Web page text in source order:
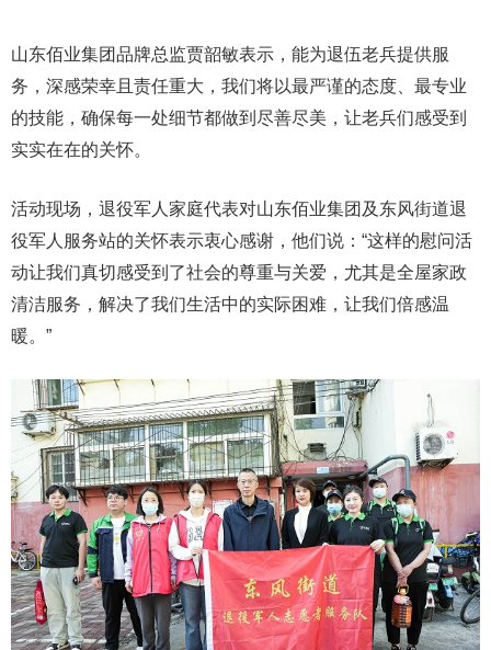
山东佰业集团品牌总监贾韶敏表示，能为退伍老兵提供服
务，深感荣幸且责任重大，我们将以最严谨的态度、最专业
的技能，确保每一处细节都做到尽善尽美，让老兵们感受到
实实在在的关怀。
活动现场，退役军人家庭代表对山东佰业集团及东风街道退
役军人服务站的关怀表示衷心感谢，他们说：“这样的慰问活
动让我们真切感受到了社会的尊重与关爱，尤其是全屋家政
清洁服务，解决了我们生活中的实际困难，让我们倍感温
暖。”